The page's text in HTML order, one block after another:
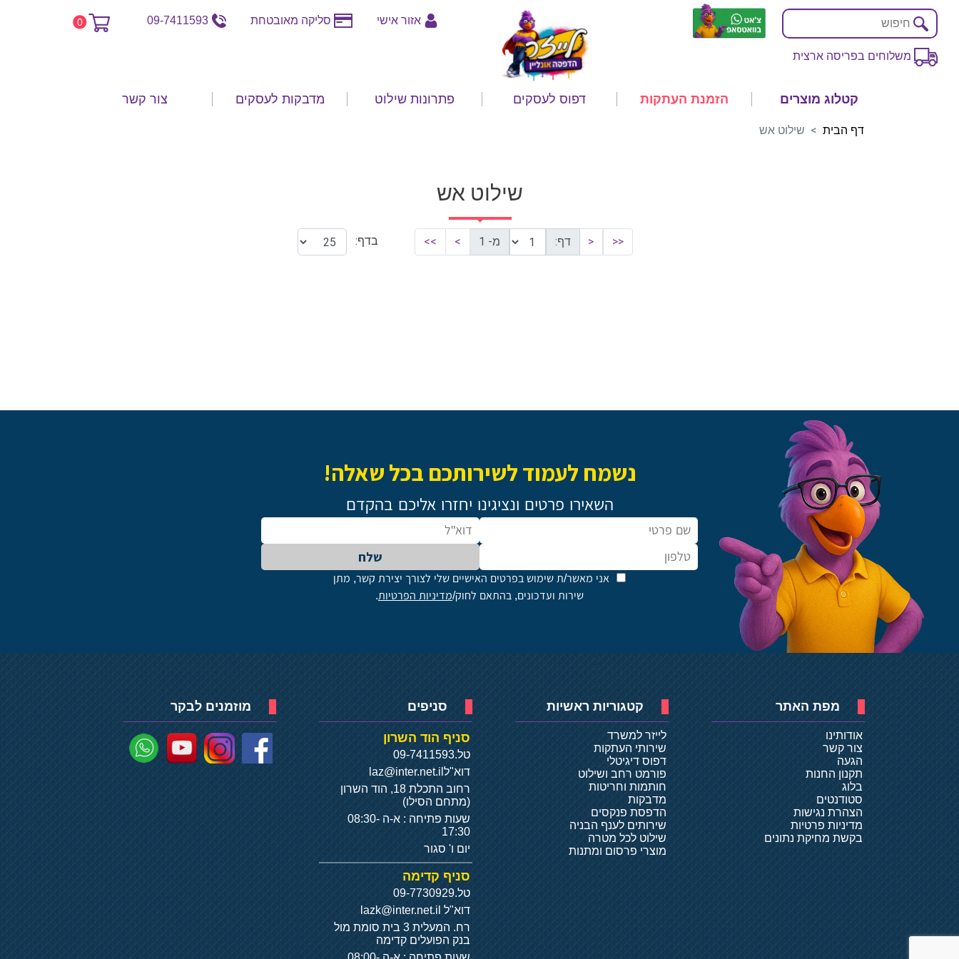
משלוחים בפריסה ארצית
אזור אישי סליקה מאובטחת 09-7411593
0
קטלוג מוצרים הזמנת העתקות דפוס לעסקים פתרונות שילוט מדבקות לעסקים צור קשר
דף הבית שילוט אש
שילוט אש
<<
< דף: מ- 1 >
>> בדף:
נשמח לעמוד לשירותכם בכל שאלה!
השאירו פרטים ונציגינו יחזרו אליכם בהקדם
שלח
אני מאשר/ת שימוש בפרטים האישיים שלי לצורך יצירת קשר, מתן
שירות ועדכונים, בהתאם לחוק/מדיניות הפרטיות.
מפת האתר
אודותינו
צור קשר
הגעה
תקנון החנות
בלוג
סטודנטים
הצהרת נגישות
מדיניות פרטיות
בקשת מחיקת נתונים
קטגוריות ראשיות
לייזר למשרד
שירותי העתקות
דפוס דיגיטלי
פורמט רחב ושילוט
חותמות וחריטות
מדבקות
הדפסת פנקסים
שירותים לענף הבניה
שילוט לכל מטרה
מוצרי פרסום ומתנות
סניפים
סניף הוד השרון
טל.09-7411593
דוא"ל laz@inter.net.il
רחוב התכלת 18, הוד השרון
(מתחם הסילו)
שעות פתיחה : א-ה 08:30-
17:30
יום ו' סגור
סניף קדימה
טל.09-7730929
דוא"ל
רח. המעלית 3 בית סומת מול
בנק הפועלים קדימה
מוזמנים לבקר